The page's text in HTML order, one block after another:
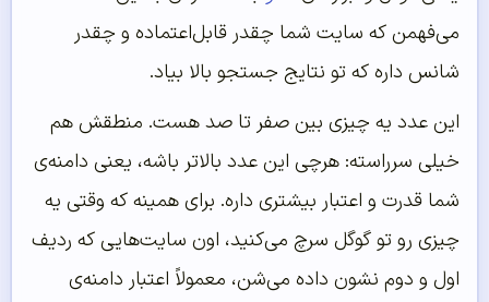
می‌فهمن که سایت شما چقدر قابل‌اعتماده و چقدر
شانس داره که تو نتایج جستجو بالا بیاد.
این عدد یه چیزی بین صفر تا صد هست. منطقش هم
خیلی سرراسته: هرچی این عدد بالاتر باشه، یعنی دامنه‌ی
شما قدرت و اعتبار بیشتری داره. برای همینه که وقتی یه
چیزی رو تو گوگل سرچ می‌کنید، اون سایت‌هایی که ردیف
اول و دوم نشون داده می‌شن، معمولاً اعتبار دامنه‌ی